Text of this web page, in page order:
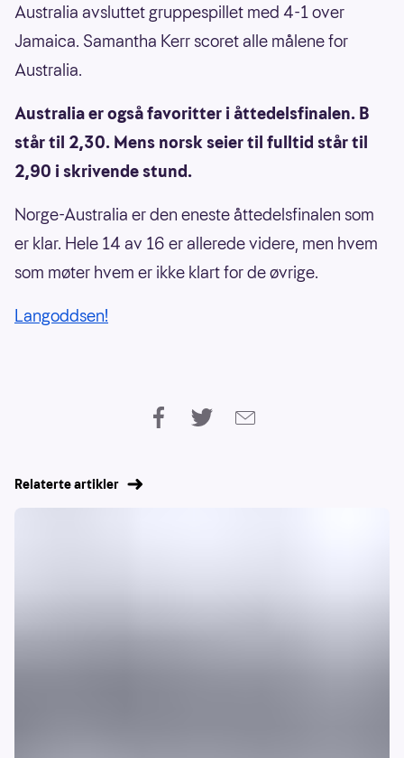
Australia avsluttet gruppespillet med 4-1 over
Jamaica. Samantha Kerr scoret alle målene for
Australia.
Australia er også favoritter i åttedelsfinalen. B
står til 2,30. Mens norsk seier til fulltid står til
2,90 i skrivende stund.
Norge-Australia er den eneste åttedelsfinalen som
er klar. Hele 14 av 16 er allerede videre, men hvem
som møter hvem er ikke klart for de øvrige.
Langoddsen!
Relaterte artikler